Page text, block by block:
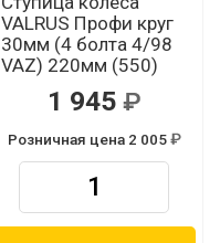
VALRUS Профи круг
30мм (4 болта 4/98
VAZ) 220мм (550)
1 945
Розничная цена 2 005